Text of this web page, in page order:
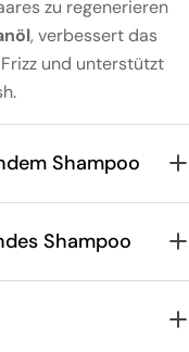
zu regenerieren
, verbessert das
und unterstützt
Shampoo
Shampoo